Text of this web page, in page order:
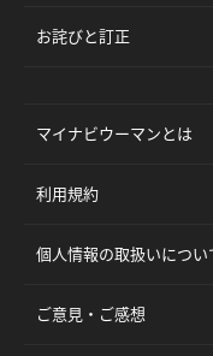
お詫びと訂正
マイナビウーマンとは
利用規約
個人情報の取扱いについ
ご意見・ご感想